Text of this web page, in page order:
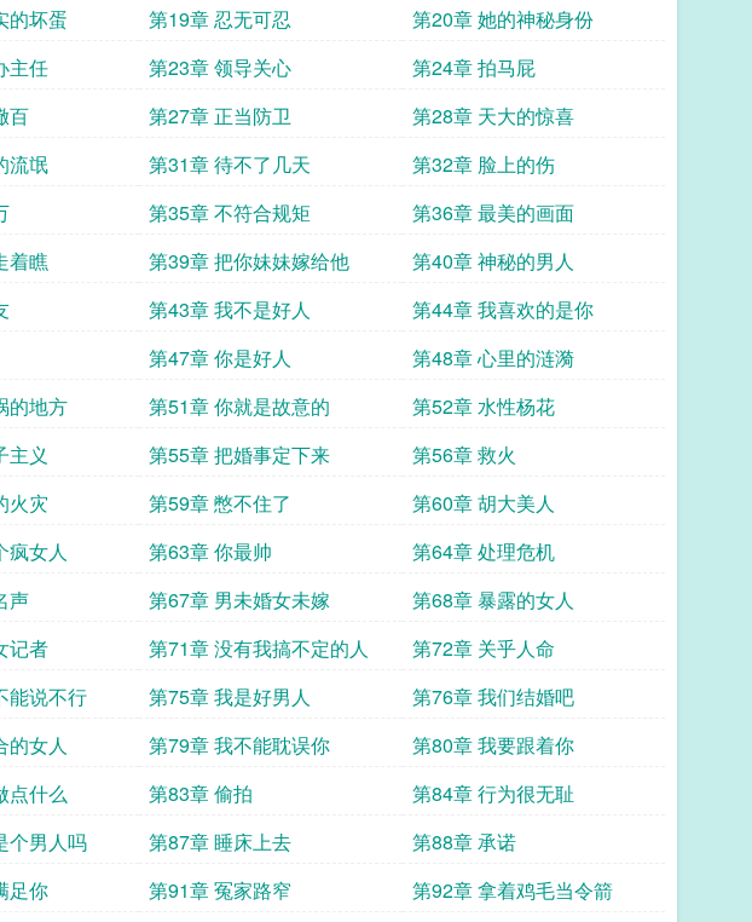
的坏蛋 第19章 忍无可忍
第20章 她的神秘身份
主任 第23章 领导关心
第24章 拍马屁
百 第27章 正当防卫
第28章 天大的惊喜
流氓 第31章 待不了几天
第32章 脸上的伤
第35章 不符合规矩
第36章 最美的画面
着瞧 第39章 把你妹妹嫁给他
第40章 神秘的男人
第43章 我不是好人
第44章 我喜欢的是你
第47章 你是好人
第48章 心里的涟漪
的地方 第51章 你就是故意的
第52章 水性杨花
主义 第55章 把婚事定下来
第56章 救火
火灾 第59章 憋不住了
第60章 胡大美人
疯女人 第63章 你最帅
第64章 处理危机
声 第67章 男未婚女未嫁
第68章 暴露的女人
记者 第71章 没有我搞不定的人
第72章 关乎人命
能说不行 第75章 我是好男人
第76章 我们结婚吧
的女人 第79章 我不能耽误你
第80章 我要跟着你
点什么 第83章 偷拍
第84章 行为很无耻
个男人吗 第87章 睡床上去
第88章 承诺
足你 第91章 冤家路窄
第92章 拿着鸡毛当令箭